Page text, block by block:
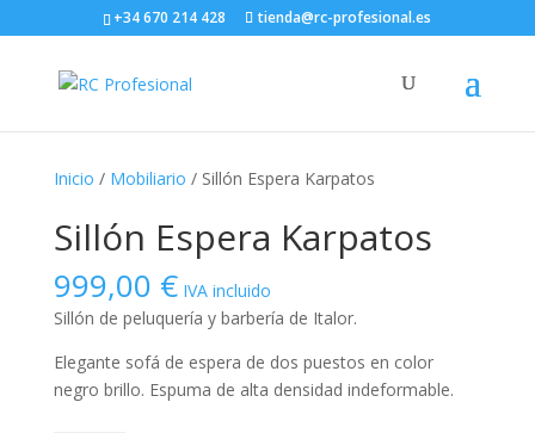
+34 670 214 428 tienda@rc-profesional.es
Inicio / Mobiliario / Sillón Espera Karpatos
Sillón Espera Karpatos
999,00 € IVA incluido
Sillón de peluquería y barbería de Italor.
Elegante sofá de espera de dos puestos en color
negro brillo. Espuma de alta densidad indeformable.